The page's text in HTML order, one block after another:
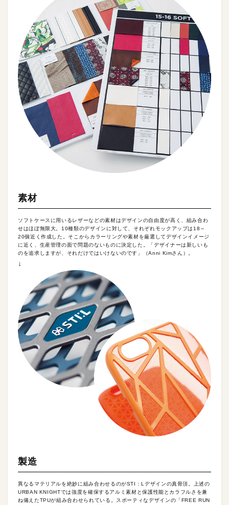
素材
ソフトケースに用いるレザーなどの素材はデザインの自由度が高く、組み合わ
せはほぼ無限大。10種類のデザインに対して、それぞれモックアップは18～
20個近く作成した。そこからカラーリングや素材を厳選してデザインイメージ
に近く、生産管理の面で問題のないものに決定した。「デザイナーは新しいも
のを追求しますが、それだけではいけないのです」（Anni Kimさん）。
↓
製造
異なるマテリアルを絶妙に組み合わせるのがSTI：Lデザインの真骨頂。上述の
URBAN KNIGHTでは強度を確保するアルミ素材と保護性能とカラフルさを兼
ね備えたTPUが組み合わせられている。スポーティなデザインの「FREE RUN